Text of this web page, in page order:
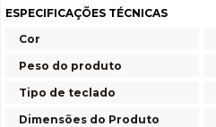
ESPECIFICAÇÕES TÉCNICAS
Cor
Peso do produto
Tipo de teclado
Dimensões do Produto